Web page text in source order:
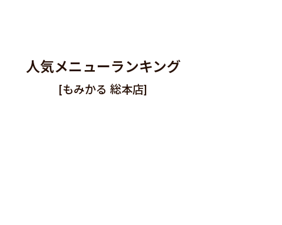
人気メニューランキング
[もみかる 総本店]